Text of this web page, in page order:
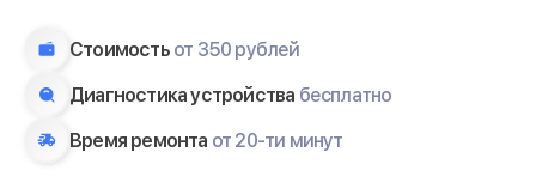
Стоимость от 350 рублей
Диагностика устройства бесплатно
Время ремонта от 20-ти минут